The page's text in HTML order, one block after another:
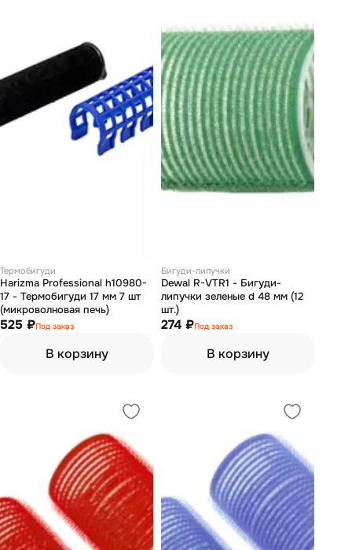
Термобигуди
Harizma Professional h10980-
17 - Термобигуди 17 мм 7 шт
(микроволновая печь)
525 ₽Под заказ
В корзину
Бигуди-липучки
Dewal R-VTR1 - Бигуди-
липучки зеленые d 48 мм (12
шт.)
274 ₽Под заказ
В корзину